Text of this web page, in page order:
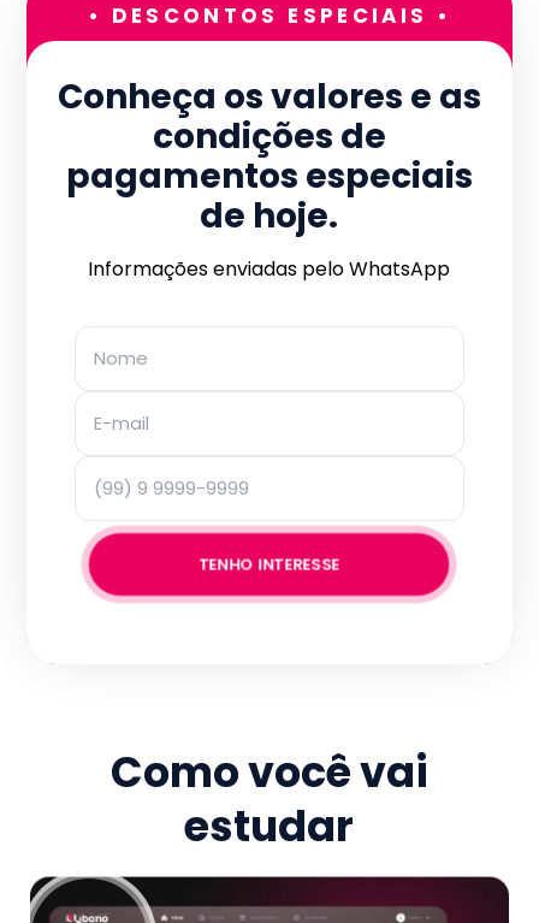
• DESCONTOS ESPECIAIS •
Conheça os valores e as
condições de
pagamentos especiais
de hoje.
Informações enviadas pelo WhatsApp
TENHO INTERESSE
Como você vai
estudar